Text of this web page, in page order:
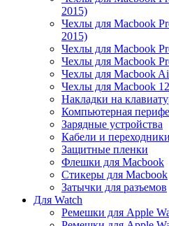
2015)
Чехлы для Macbook
2015)
Чехлы для Macbook
Чехлы для Macbook
Чехлы для Macbook
Чехлы для Macbook
Накладки на
Компьютерная
Зарядные устройства
Кабели и переходники
Защитные пленки
Флешки для Macbook
Стикеры для Macbook
Затычки для разъемов
Для Watch
Ремешки для Apple